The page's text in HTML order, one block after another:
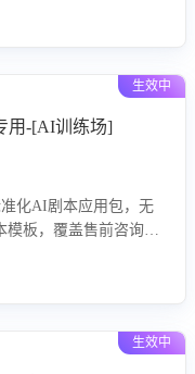
生效中
用-[AI训练场]
化AI剧本应用包，无
模板，覆盖售前咨询、
节省90%的初始化时
生效中